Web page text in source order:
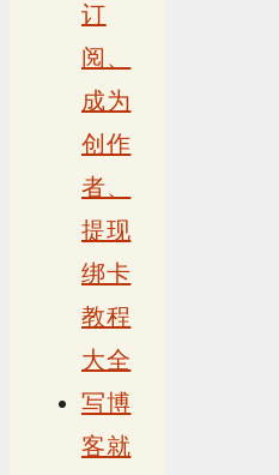
订
阅、
成为
创作
者、
提现
绑卡
教程
大全
写博
客就